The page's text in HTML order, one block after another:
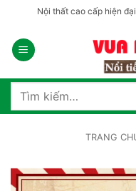
nội
dung
Nội thất cao cấp hiện
Tìm
TRANG